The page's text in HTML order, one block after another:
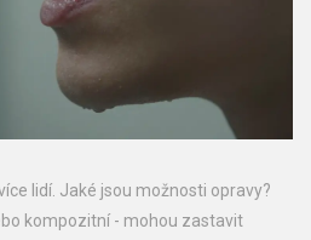
lidí. Jaké jsou možnosti opravy?
kompozitní - mohou zastavit